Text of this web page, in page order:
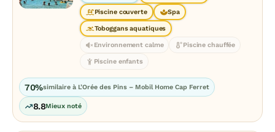
Piscine couverte Spa
Toboggans aquatiques
Environnement calme Piscine chauffée
Piscine enfants
70%similaire à L’Orée des Pins – Mobil Home Cap Ferret
8.8Mieux noté